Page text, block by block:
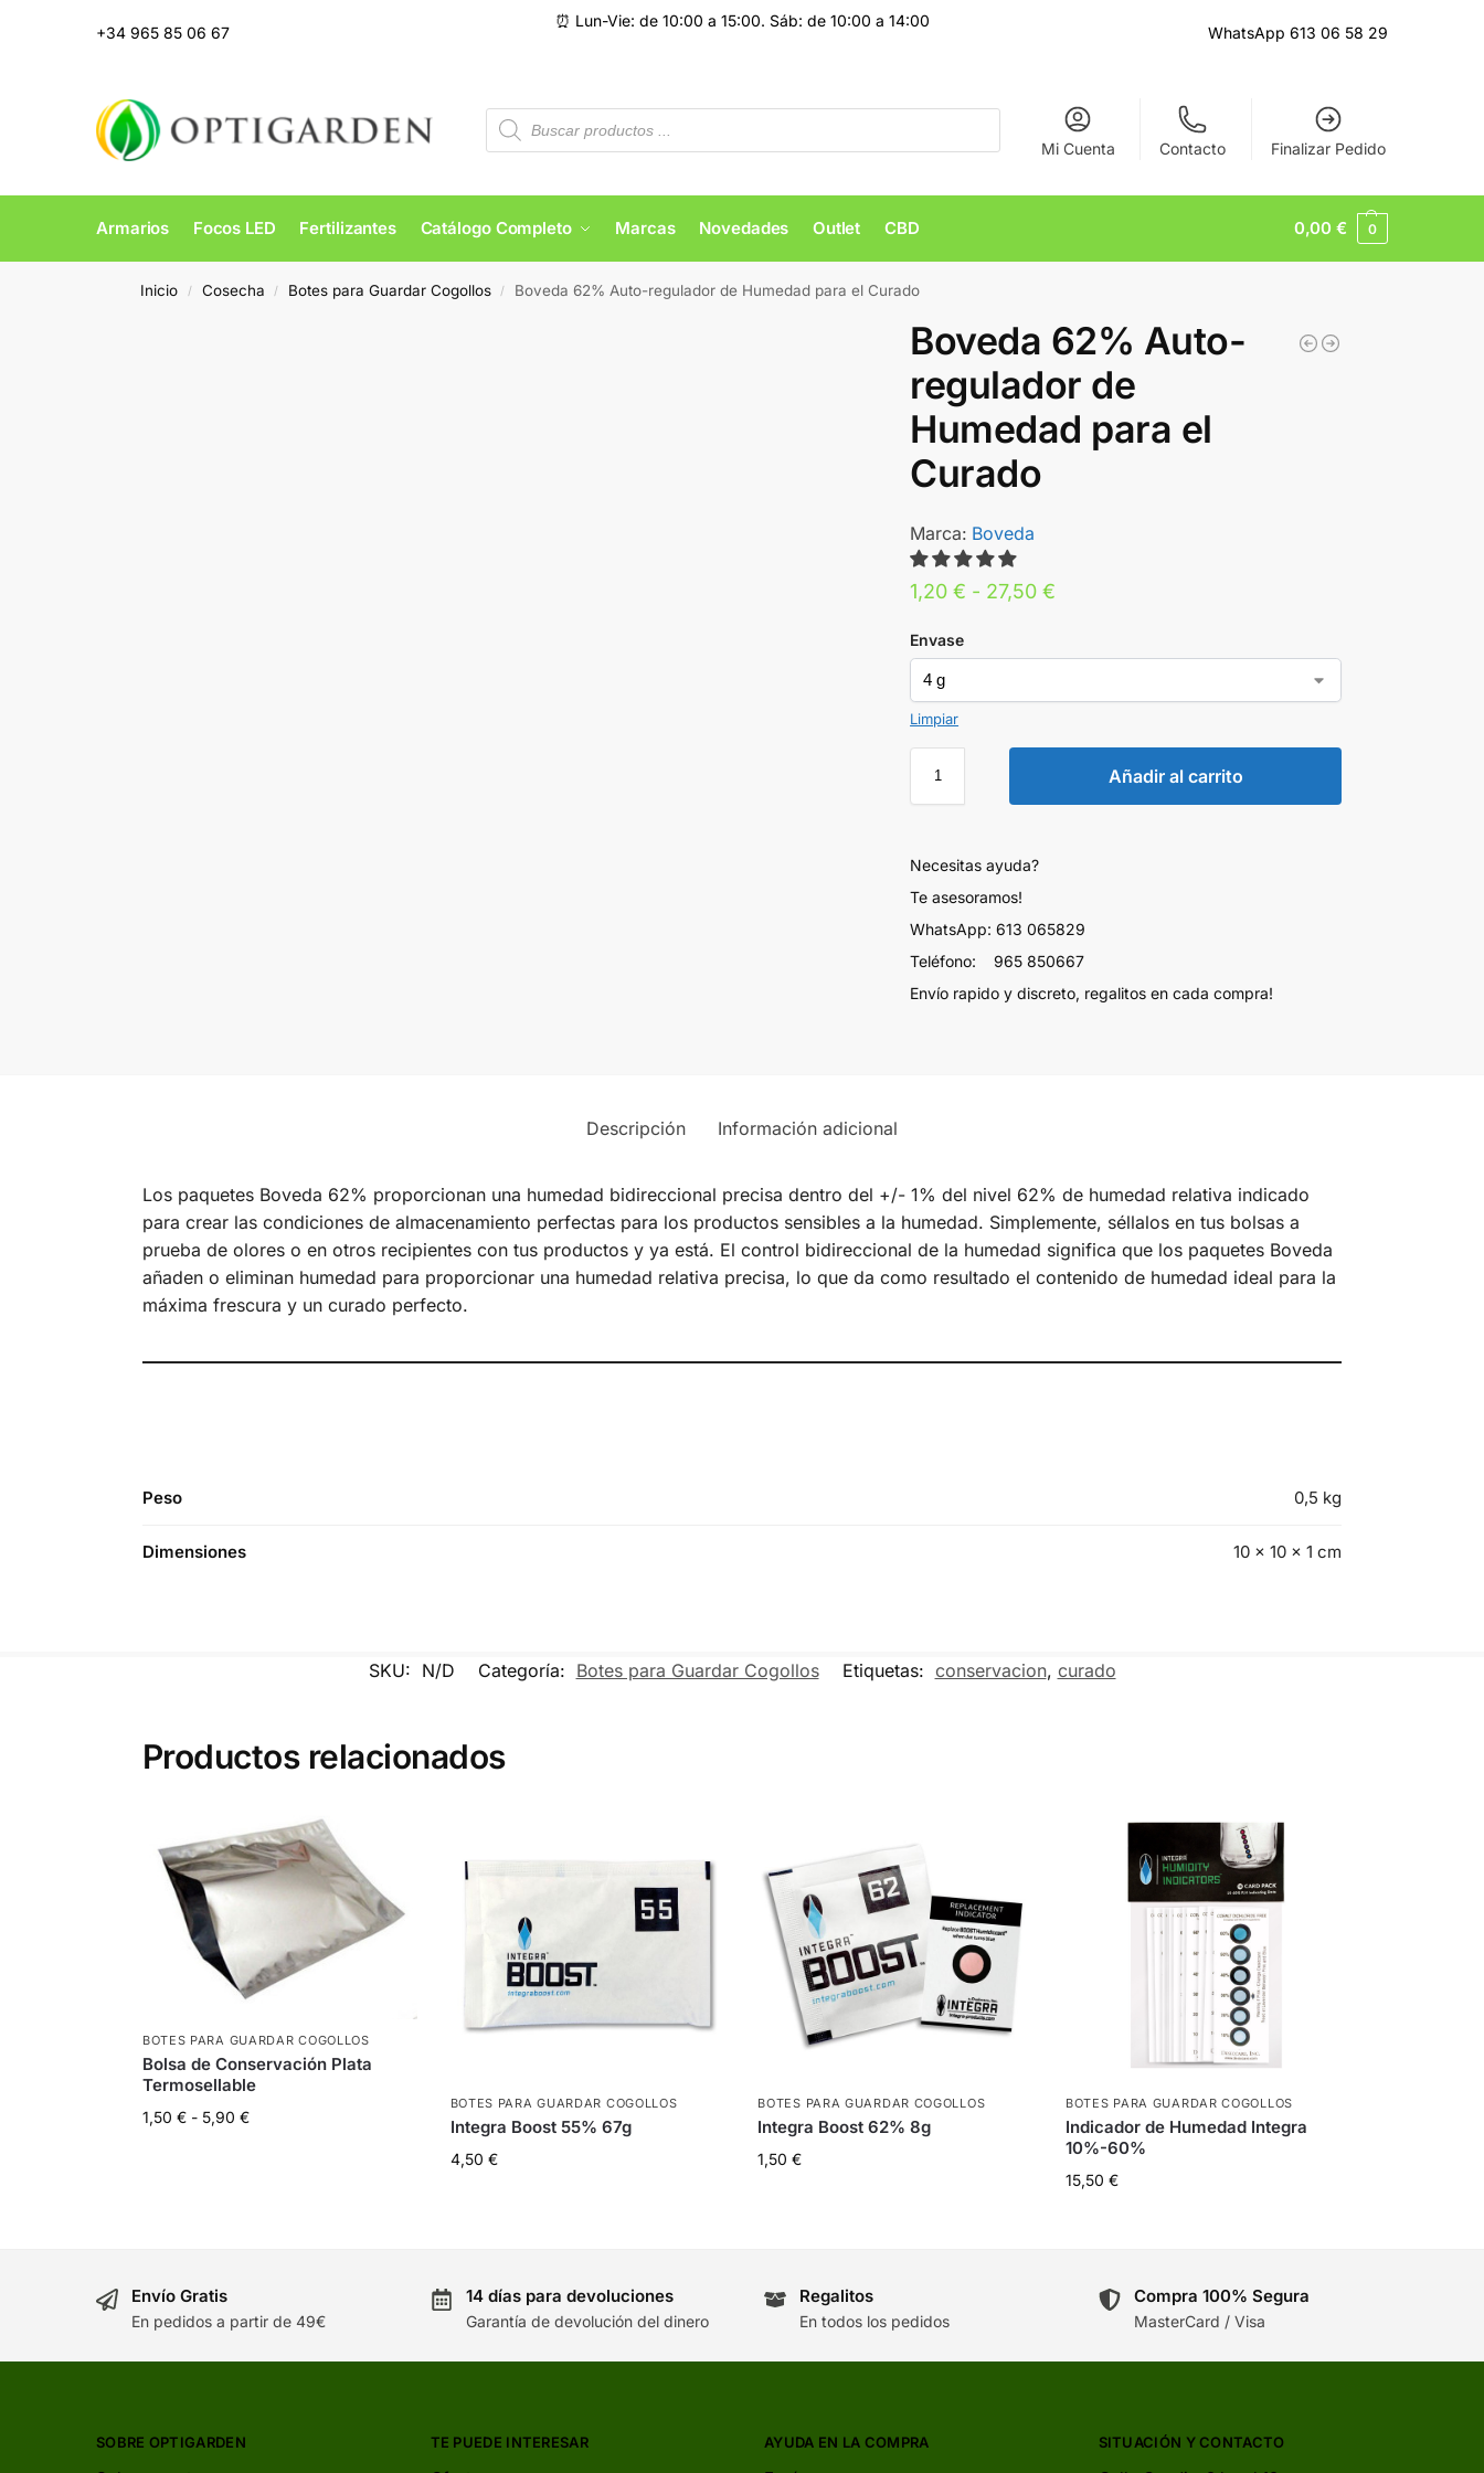
+34 965 85 06 67
⏰ Lun-Vie: de 10:00 a 15:00. Sáb: de 10:00 a 14:00
WhatsApp 613 06 58 29
Mi Cuenta Contacto Finalizar Pedido
Armarios Focos LED Fertilizantes Catálogo Completo Marcas Novedades Outlet CBD 0,00€ 0
Inicio / Cosecha / Botes para Guardar Cogollos / Boveda 62% Auto-regulador de Humedad para el Curado
Boveda 62% Auto-
regulador de
Humedad para el
Curado
Marca: Boveda
1,20€ - 27,50€
Envase
Limpiar
Añadir al carrito
Necesitas ayuda?
Te asesoramos!
WhatsApp: 613 065829
Teléfono: 965 850667
Envío rapido y discreto, regalitos en cada compra!
Descripción Información adicional
Los paquetes Boveda 62% proporcionan una humedad bidireccional precisa dentro del +/- 1% del nivel 62% de humedad relativa indicado
para crear las condiciones de almacenamiento perfectas para los productos sensibles a la humedad. Simplemente, séllalos en tus bolsas a
prueba de olores o en otros recipientes con tus productos y ya está. El control bidireccional de la humedad significa que los paquetes Boveda
añaden o eliminan humedad para proporcionar una humedad relativa precisa, lo que da como resultado el contenido de humedad ideal para la
máxima frescura y un curado perfecto.
Peso 0,5 kg
Dimensiones 10 × 10 × 1 cm
SKU: N/D Categoría: Botes para Guardar Cogollos Etiquetas: conservacion, curado
Productos relacionados
BOTES PARA GUARDAR COGOLLOS
Bolsa de Conservación Plata
Termosellable
1,50 € - 5,90 €
BOTES PARA GUARDAR COGOLLOS
Integra Boost 55% 67g
4,50 €
BOTES PARA GUARDAR COGOLLOS
Integra Boost 62% 8g
1,50€
BOTES PARA GUARDAR COGOLLOS
Indicador de Humedad Integra
10%-60%
15,50€
Envío Gratis
En pedidos a partir de 49€
14 días para devoluciones
Garantía de devolución del dinero
Regalitos
En todos los pedidos
Compra 100% Segura
MasterCard / Visa
SOBRE OPTIGARDEN TE PUEDE INTERESAR AYUDA EN LA COMPRA SITUACIÓN Y CONTACTO